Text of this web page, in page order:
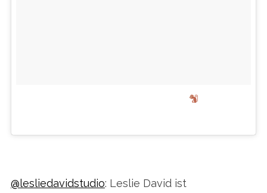
@lesliedavidstudio: Leslie David ist